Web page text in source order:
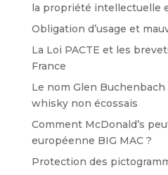
la propriété intellectuelle
Obligation d’usage et
La Loi PACTE et les
France
Le nom Glen
whisky non écossais
Comment McDonald’s
européenne BIG MAC ?
Protection des